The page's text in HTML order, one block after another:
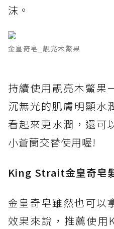
沫。
金皇奇皂_靚亮木鱉果
持續使用靚亮木鱉果
沉無光的肌膚明顯水
看起來更水潤，還可
小蒼蘭交替使用喔!
King Strait金皇奇皂
金皇奇皂雖然也可以
效果來說，推薦使用